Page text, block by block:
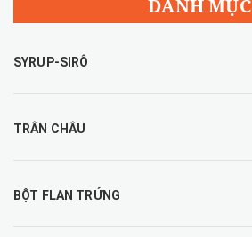
DANH MỤC
SYRUP-SIRÔ
TRÂN CHÂU
BỘT FLAN TRỨNG